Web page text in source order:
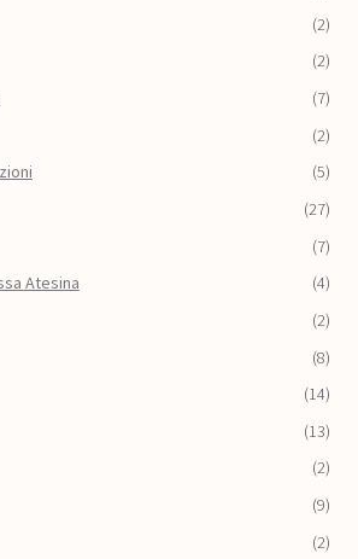
(2)
(2)
(7)
(2)
(5)
(27)
(7)
Atesina
(4)
(2)
(8)
(14)
(13)
(2)
(9)
(2)